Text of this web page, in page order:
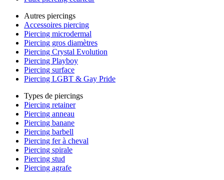
Autres piercings
Accessoires piercing
Piercing microdermal
Piercing gros diamètres
Piercing Crystal Evolution
Piercing Playboy
Piercing surface
Piercing LGBT & Gay Pride
Types de piercings
Piercing retainer
Piercing anneau
Piercing banane
Piercing barbell
Piercing fer à cheval
Piercing spirale
Piercing stud
Piercing agrafe